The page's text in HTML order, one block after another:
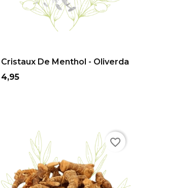
Cristaux De Menthol - Oliverda
Prix
4,95
favorite_border